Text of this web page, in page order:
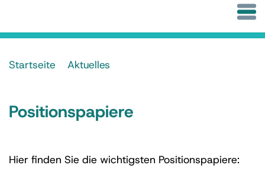
Startseite Aktuelles
Positionspapiere
Hier finden Sie die wichtigsten Positionspapiere: